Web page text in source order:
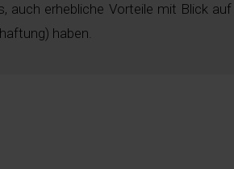
auch erhebliche Vorteile mit Blick
haben.